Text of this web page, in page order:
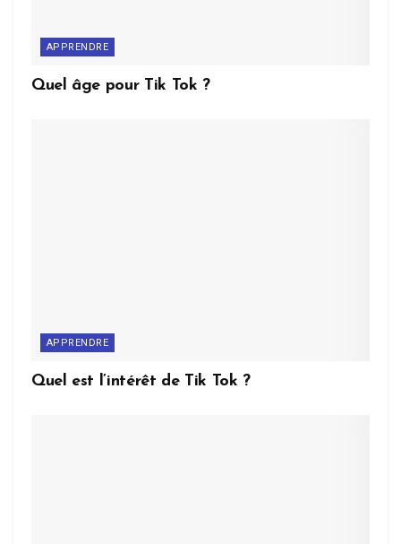
APPRENDRE
Quel âge pour Tik Tok ?
APPRENDRE
Quel est l’intérêt de Tik Tok ?